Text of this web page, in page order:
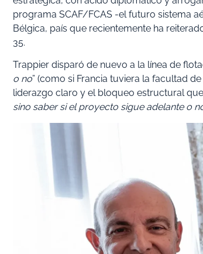
programa SCAF/FCAS -el futuro sistema
Bélgica, país que recientemente ha
35.
Trappier disparó de nuevo a la línea de
o no” (como si Francia tuviera la facultad
liderazgo claro y el bloqueo estructural
sino saber si el proyecto sigue adelante o